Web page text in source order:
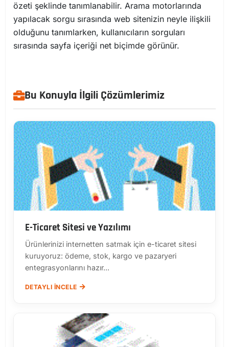
özeti şeklinde tanımlanabilir. Arama motorlarında
yapılacak sorgu sırasında web sitenizin neyle ilişkili
olduğunu tanımlarken, kullanıcıların sorguları
sırasında sayfa içeriği net biçimde görünür.
Bu Konuyla İlgili Çözümlerimiz
E-Ticaret Sitesi ve Yazılımı
Ürünlerinizi internetten satmak için e-ticaret sitesi
kuruyoruz: ödeme, stok, kargo ve pazaryeri
entegrasyonlarını hazır...
DETAYLI İNCELE